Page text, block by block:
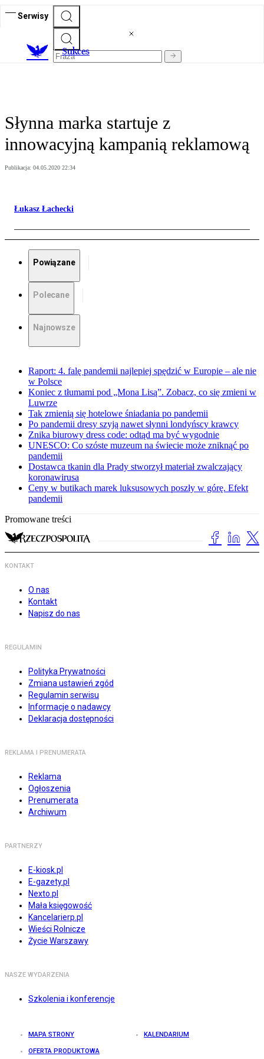
Serwisy
Sukces
Słynna marka startuje z
innowacyjną kampanią reklamową
Publikacja: 04.05.2020 22:34
Łukasz Łachecki
Powiązane
Polecane
Najnowsze
Raport: 4. falę pandemii najlepiej spędzić w Europie – ale nie
w Polsce
Koniec z tłumami pod „Mona Lisą”. Zobacz, co się zmieni w
Luwrze
Tak zmienią się hotelowe śniadania po pandemii
Po pandemii dresy szyją nawet słynni londyńscy krawcy
Znika biurowy dress code: odtąd ma być wygodnie
UNESCO: Co szóste muzeum na świecie może zniknąć po
pandemii
Dostawca tkanin dla Prady stworzył materiał zwalczający
koronawirusa
Ceny w butikach marek luksusowych poszły w górę. Efekt
pandemii
Promowane treści
KONTAKT
O nas
Kontakt
Napisz do nas
REGULAMIN
Polityka Prywatności
Zmiana ustawień zgód
Regulamin serwisu
Informacje o nadawcy
Deklaracja dostępności
REKLAMA I PRENUMERATA
Reklama
Ogłoszenia
Prenumerata
Archiwum
PARTNERZY
E-kiosk.pl
E-gazety.pl
Nexto.pl
Mała księgowość
Kancelarierp.pl
Wieści Rolnicze
Życie Warszawy
NASZE WYDARZENIA
Szkolenia i konferencje
MAPA STRONY KALENDARIUM
OFERTA PRODUKTOWA